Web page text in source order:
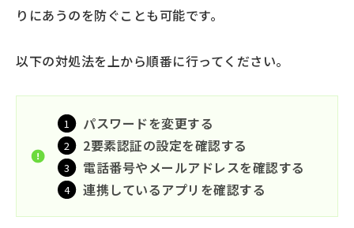
りにあうのを防ぐことも可能です。
以下の対処法を上から順番に行ってください。
パスワードを変更する
2要素認証の設定を確認する
電話番号やメールアドレスを確認する
連携しているアプリを確認する